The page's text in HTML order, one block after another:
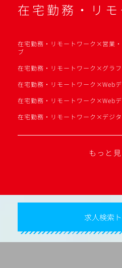
在宅勤務・リ
在宅勤務・リモートワーク×営業
ブ
在宅勤務・リモートワーク×グラ
在宅勤務・リモートワーク×Web
在宅勤務・リモートワーク×Web
在宅勤務・リモートワーク×デジ
もっと
求人検索